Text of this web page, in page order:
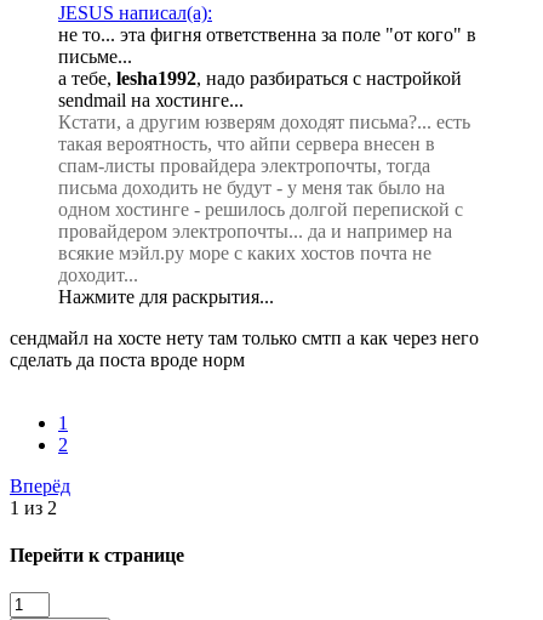
JESUS написал(а):
не то... эта фигня ответственна за поле "от кого" в
письме...
а тебе, lesha1992, надо разбираться с настройкой
sendmail на хостинге...
Кстати, а другим юзверям доходят письма?... есть
такая вероятность, что айпи сервера внесен в
спам-листы провайдера электропочты, тогда
письма доходить не будут - у меня так было на
одном хостинге - решилось долгой перепиской с
провайдером электропочты... да и например на
всякие мэйл.ру море с каких хостов почта не
доходит...
Нажмите для раскрытия...
сендмайл на хосте нету там только смтп а как через него
сделать да поста вроде норм
1
2
Вперёд
1 из 2
Перейти к странице